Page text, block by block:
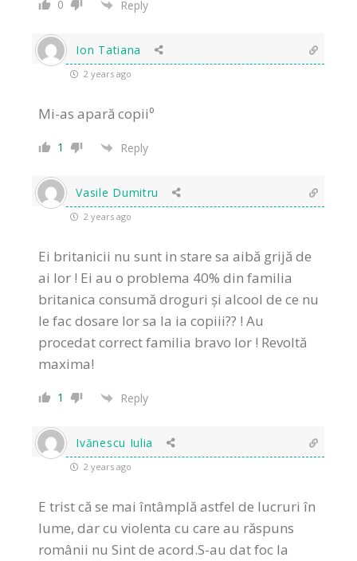
0 Reply
Ion Tatiana
2 years ago
Mi-as apară copii⁰
1 Reply
Vasile Dumitru
2 years ago
Ei britanicii nu sunt in stare sa aibă grijă de
ai lor ! Ei au o problema 40% din familia
britanica consumă droguri și alcool de ce nu
le fac dosare lor sa la ia copiii?? ! Au
procedat correct familia bravo lor ! Revoltă
maxima!
1 Reply
Ivănescu Iulia
2 years ago
E trist că se mai întâmplă astfel de lucruri în
lume, dar cu violenta cu care au răspuns
românii nu Sint de acord.S-au dat foc la